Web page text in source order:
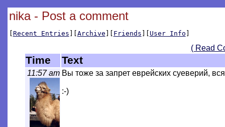
nika - Post a comment
[Recent Entries ][Archive ][ Friends ][ User Info ]
( Read
Time Text
11:57 am Вы тоже за запрет еврейских суеверий,
:-)